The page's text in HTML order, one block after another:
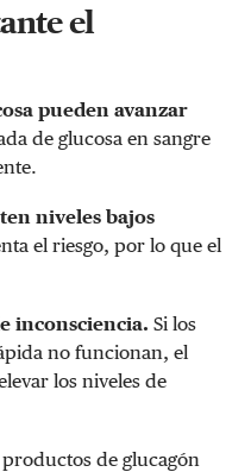
el
pueden avanzar
de glucosa en sangre
niveles bajos
el riesgo, por lo que el
inconsciencia. Si los
no funcionan, el
los niveles de
de glucagón